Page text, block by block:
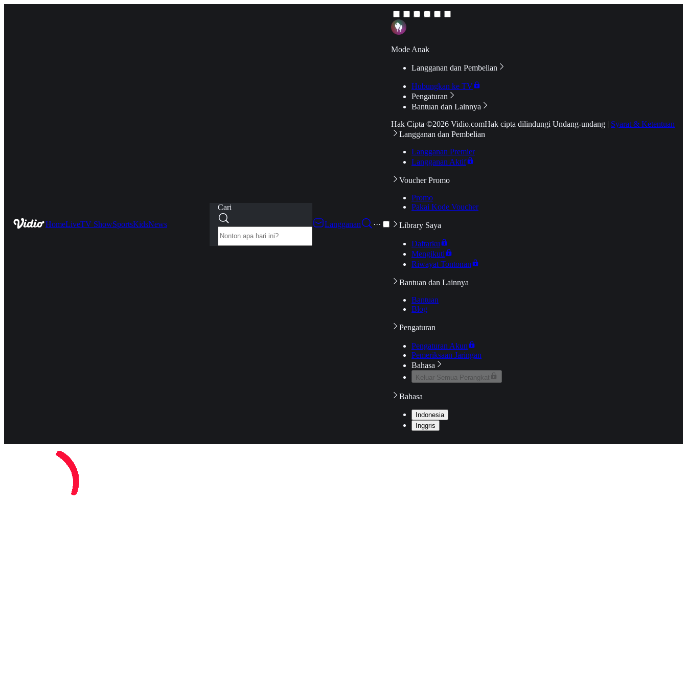
HomeLiveTV ShowSportsKidsNews
Cari
Langganan
···
Mode Anak
Langganan dan Pembelian
Hubungkan ke TV
Pengaturan
Bantuan dan Lainnya
Hak Cipta ©2026 Vidio.comHak cipta dilindungi Undang-undang | Syarat & Ketentuan
Langganan dan Pembelian
Langganan Premier
Langganan Aktif
Voucher Promo
Promo
Pakai Kode Voucher
Library Saya
Daftarku
Mengikuti
Riwayat Tontonan
Bantuan dan Lainnya
Bantuan
Blog
Pengaturan
Pengaturan Akun
Pemeriksaan Jaringan
Bahasa
Keluar Semua Perangkat
Bahasa
Indonesia
Inggris